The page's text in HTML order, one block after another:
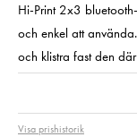
Hi-Print 2x3
och enkel att
och klistra fast den
Visa prishistorik